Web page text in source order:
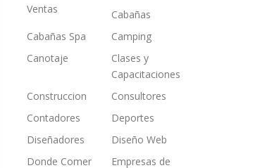
Ventas
Cabañas
Cabañas Spa
Camping
Canotaje
Clases y
Capacitaciones
Construccion
Consultores
Contadores
Deportes
Diseñadores
Diseño Web
Donde Comer
Empresas de